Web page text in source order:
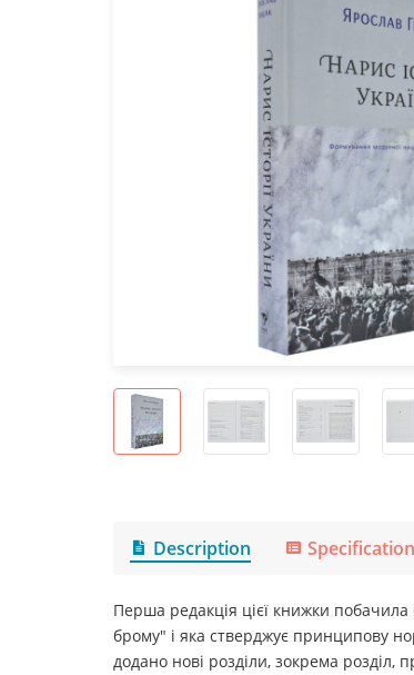
Description Specification
Перша редакція цієї книжки
брому" і яка стверджує принципову
додано нові розділи, зокрема розділ,